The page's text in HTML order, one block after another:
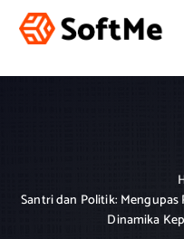
Santri dan Politik:
Dinamika